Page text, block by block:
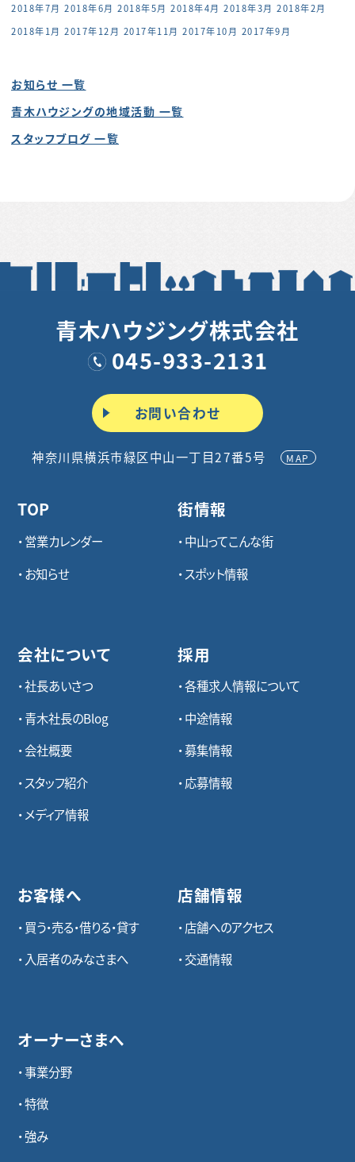
2018年7月 2018年6月 2018年5月 2018年4月 2018年3月 2018年2月
2018年1月 2017年12月 2017年11月 2017年10月 2017年9月
お知らせ 一覧
青木ハウジングの地域活動 一覧
スタッフブログ 一覧
青木ハウジング株式会社
045-933-2131
お問い合わせ
神奈川県横浜市緑区中山一丁目27番5号 MAP
TOP
営業カレンダー
お知らせ
会社について
社長あいさつ
青木社長のBlog
会社概要
スタッフ紹介
メディア情報
お客様へ
買う・売る・借りる・貸す
入居者のみなさまへ
オーナーさまへ
事業分野
特徴
強み
街情報
中山ってこんな街
スポット情報
採用
各種求⼈情報について
中途情報
募集情報
応募情報
店舗情報
店舗へのアクセス
交通情報